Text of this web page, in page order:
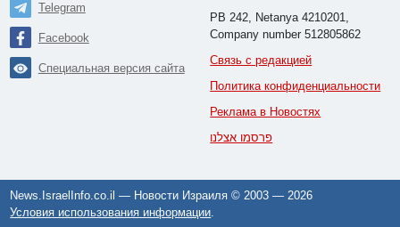
Telegram
Facebook
Специальная версия сайта
PB 242, Netanya 4210201,
Company number 512805862
Связь с редакцией
Политика конфиденциальности
Реклама в Новостях
פרסמו אצלנו
News.IsraelInfo.co.il — Новости Израиля © 2003 — 2026
Условия использования информации